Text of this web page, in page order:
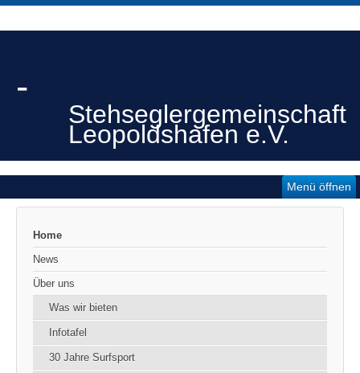
-
Stehseglergemeinschaft
Leopoldshafen e.V.
Menü öffnen
Home
News
Über uns
Was wir bieten
Infotafel
30 Jahre Surfsport